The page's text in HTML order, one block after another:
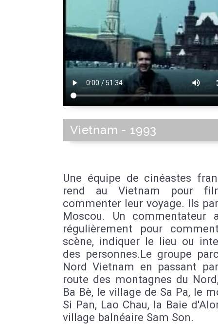
Vietnam - 1993
Une équipe de cinéastes
rend au Vietnam pour
commenter leur voyage. Ils
Moscou. Un commentateur
régulièrement pour
scène, indiquer le lieu ou
des personnes.Le groupe
Nord Vietnam en passant
route des montagnes du
Ba Bè, le village de Sa Pa, le
Si Pan, Lao Chau, la Baie
village balnéaire Sam Son.